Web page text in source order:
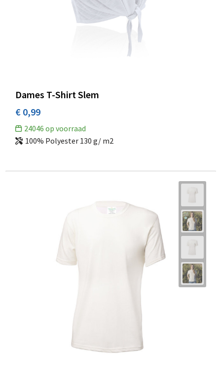
Dames T-Shirt Slem
€ 0,99
24046 op voorraad
100% Polyester 130 g/ m2